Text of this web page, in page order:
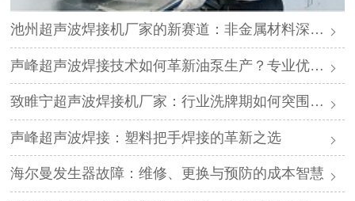
池州超声波焊接机厂家的新赛道：非金属材料深加工需求旺盛，声峰源头工厂开放加盟
声峰超声波焊接技术如何革新油泵生产？专业优势与工艺解析
致睢宁超声波焊接机厂家：行业洗牌期如何突围？声峰源头工厂邀您抱团发展
声峰超声波焊接：塑料把手焊接的革新之选
海尔曼发生器故障：维修、更换与预防的成本智慧